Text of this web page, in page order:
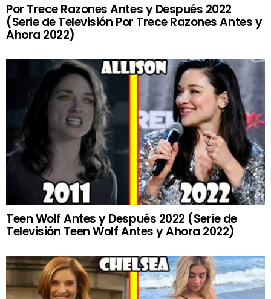
Por Trece Razones Antes y Después 2022
(Serie de Televisión Por Trece Razones Antes y
Ahora 2022)
Teen Wolf Antes y Después 2022 (Serie de
Televisión Teen Wolf Antes y Ahora 2022)